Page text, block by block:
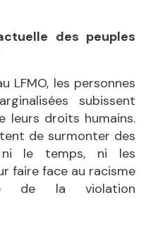
des peuples
LFMO, les personnes
subissent
leurs droits humains.
de surmonter des
ni le temps, ni les
faire face au racisme
de la violation